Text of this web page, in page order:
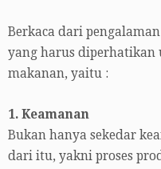
Berkaca dari
yang harus diperhatikan
makanan, yaitu :
1. Keamanan
Bukan hanya sekedar
dari itu, yakni proses